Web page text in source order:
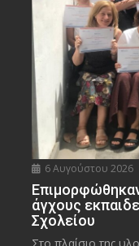
6 Αυγούστου 2026
άγχους
Σχολείου
Στο πλαίσιο της